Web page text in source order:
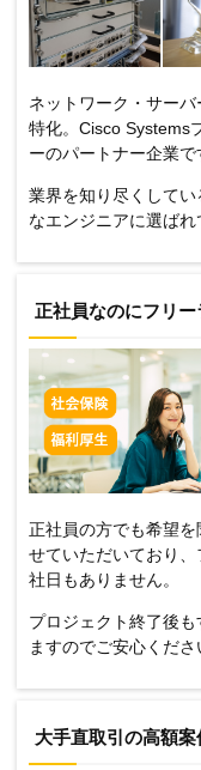
ネットワーク・サー
特化。Cisco Systems
ーのパートナー企業で
業界を知り尽くして
なエンジニアに選ばれ
正社員なのにフリ
正社員の方でも希望
せていただいており
社日もありません。
プロジェクト終了後
ますのでご安心くださ
大手直取引の高額案